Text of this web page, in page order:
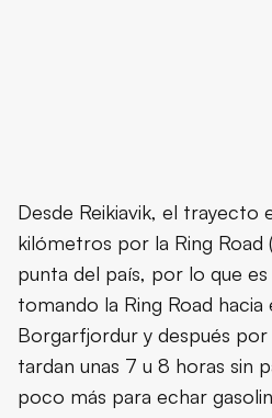
Desde Reikiavik, el trayecto
kilómetros por la Ring Road
punta del país, por lo que es
tomando la Ring Road
Borgarfjordur y después
tardan unas 7 u 8 horas sin
poco más para echar